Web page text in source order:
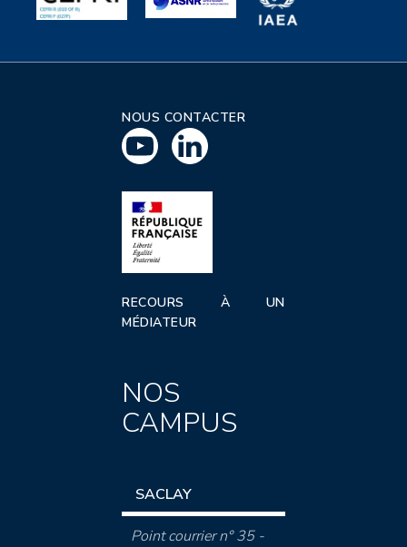
NOUS CONTACTER
RECOURS À UN
MÉDIATEUR
NOS
CAMPUS
SACLAY
Point courrier n° 35 -